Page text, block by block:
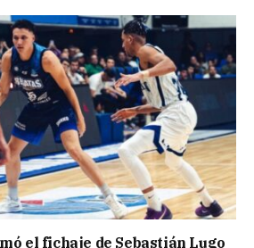
el fichaje de Sebastián Lugo